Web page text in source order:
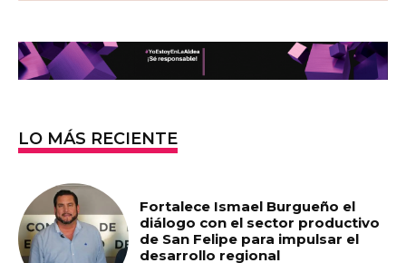
LO MÁS RECIENTE
Fortalece Ismael Burgueño el
diálogo con el sector productivo
de San Felipe para impulsar el
desarrollo regional